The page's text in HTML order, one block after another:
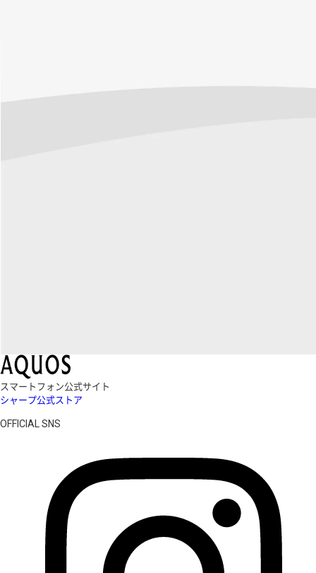
スマートフォン公式サイト
シャープ公式ストア
OFFICIAL SNS